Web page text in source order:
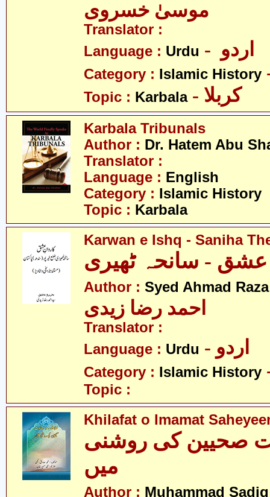
Translator :
Language : Urdu
Category : Islamic History
Topic : Karbala - کربلا
Karbala Tribunals
Author : Dr. Hatem Abu
Translator :
Language : English
Category : Islamic History
Topic : Karbala
Karwan e Ishq - Saniha
عشق - سانحہ ٹھیری
Author : Syed Ahmad
احمد رضا زیدی
Translator :
Language : Urdu - اردو
Category : Islamic History
Topic :
Khilafat o Imamat
صحیین کی روشنی
میں
Author : Muhammad